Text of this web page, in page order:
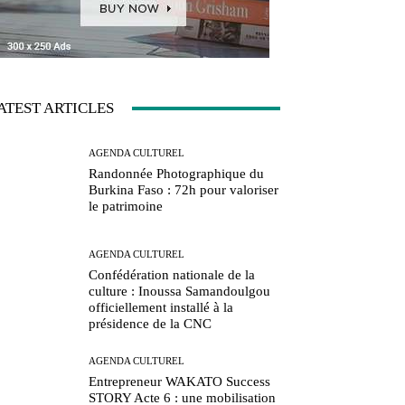
ARTICLES
AGENDA CULTUREL
Randonnée Photographique du
Burkina Faso : 72h pour valoriser
le patrimoine
AGENDA CULTUREL
Confédération nationale de la
culture : Inoussa Samandoulgou
officiellement installé à la
présidence de la CNC
AGENDA CULTUREL
Entrepreneur WAKATO Success
STORY Acte 6 : une mobilisation